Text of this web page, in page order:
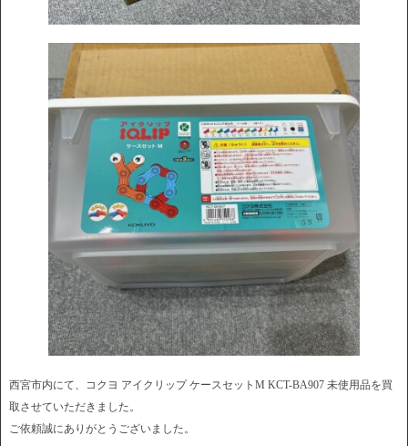
西宮市内にて、コクヨ アイクリップ ケースセットM KCT-BA907 未使用品を買
取させていただきました。
ご依頼誠にありがとうございました。